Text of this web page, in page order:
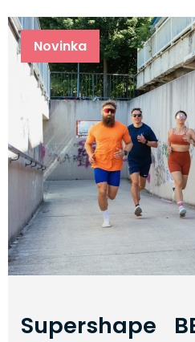
Novinka
Supershape